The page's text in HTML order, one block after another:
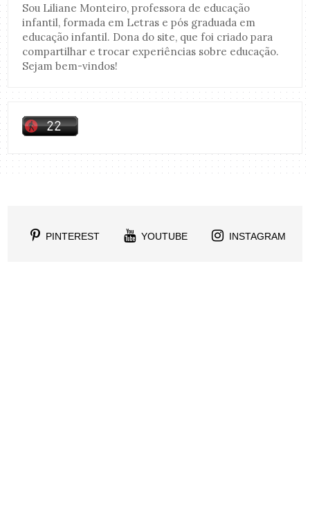
Sou Liliane Monteiro, professora de educação
infantil, formada em Letras e pós graduada em
educação infantil. Dona do site, que foi criado para
compartilhar e trocar experiências sobre educação.
Sejam bem-vindos!
PINTEREST YOUTUBE INSTAGRAM